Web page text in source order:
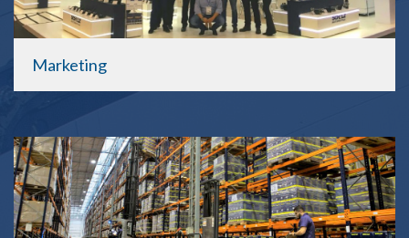
Marketing